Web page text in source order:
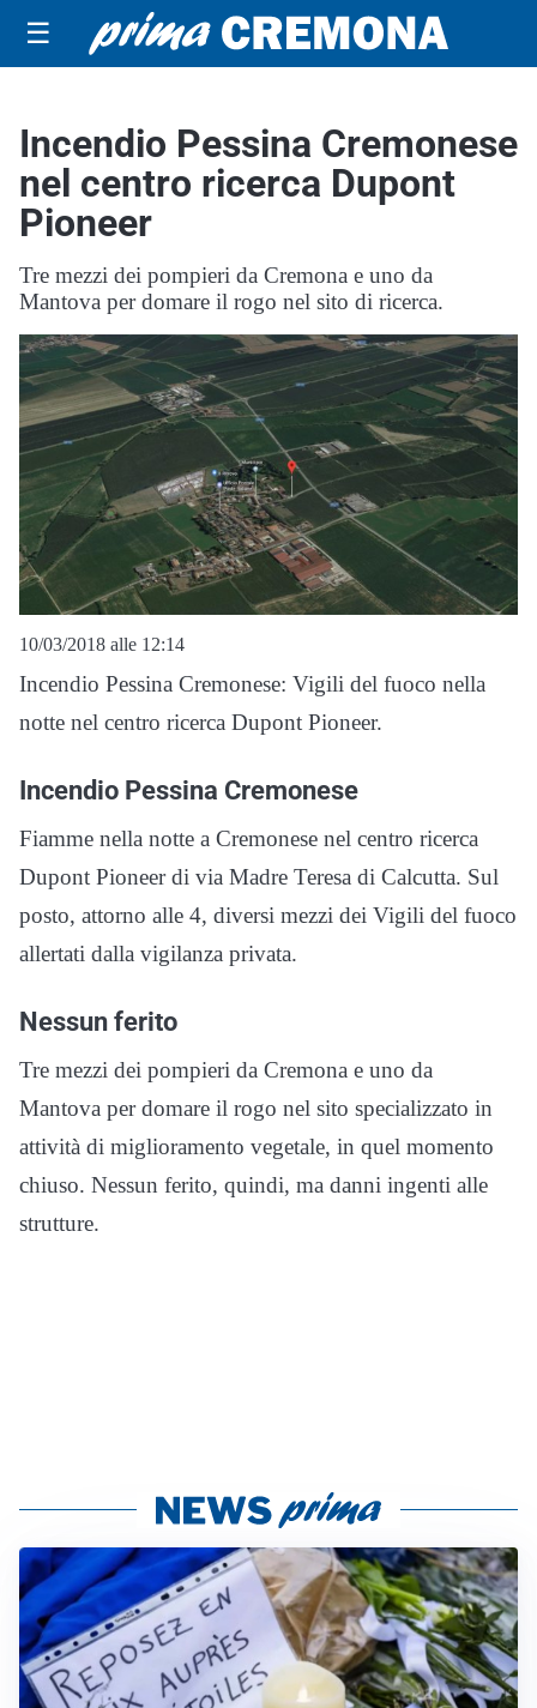
☰
Incendio Pessina Cremonese
nel centro ricerca Dupont
Pioneer
Tre mezzi dei pompieri da Cremona e uno da
Mantova per domare il rogo nel sito di ricerca.
10/03/2018 alle 12:14
Incendio Pessina Cremonese: Vigili del fuoco nella
notte nel centro ricerca Dupont Pioneer.
Incendio Pessina Cremonese
Fiamme nella notte a Cremonese nel centro ricerca
Dupont Pioneer di via Madre Teresa di Calcutta. Sul
posto, attorno alle 4, diversi mezzi dei Vigili del fuoco
allertati dalla vigilanza privata.
Nessun ferito
Tre mezzi dei pompieri da Cremona e uno da
Mantova per domare il rogo nel sito specializzato in
attività di miglioramento vegetale, in quel momento
chiuso. Nessun ferito, quindi, ma danni ingenti alle
strutture.